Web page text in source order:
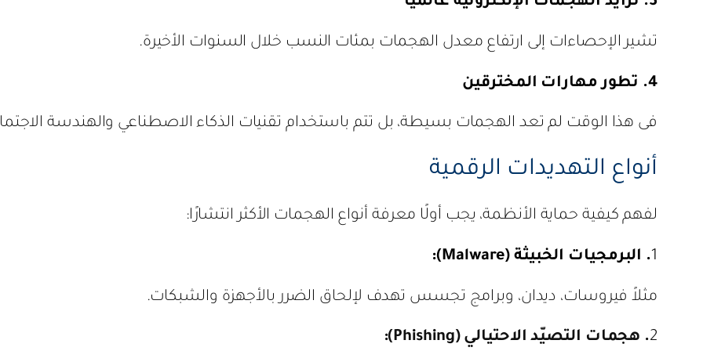
تشير الإحصاءات إلى ارتفاع معدل الهجمات بمئات النسب خلال السنوات الأخيرة.
4. تطور مهارات المخترقين
فى هذا الوقت لم تعد الهجمات بسيطة، بل تتم باستخدام تقنيات الذكاء الاصطناعي والهندسة
أنواع التهديدات الرقمية
لفهم كيفية حماية الأنظمة، يجب أولًا معرفة أنواع الهجمات الأكثر انتشارًا:
1 . البرمجيات الخبيثة (Malware):
مثلاً فيروسات، ديدان، وبرامج تجسس تهدف لإلحاق الضرر بالأجهزة والشبكات.
2. هجمات التصيّد الاحتيالي (Phishing):